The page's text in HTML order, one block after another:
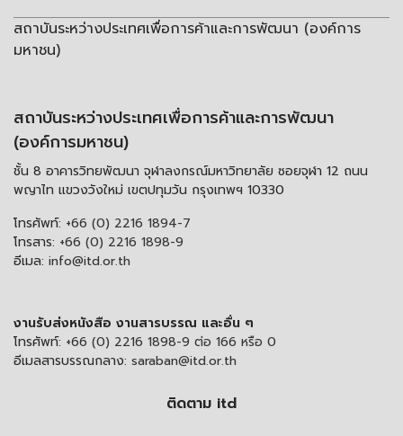
สถาบันระหว่างประเทศเพื่อการค้าและการพัฒนา (องค์การ
มหาชน)
สถาบันระหว่างประเทศเพื่อการค้าและการพัฒนา
(องค์การมหาชน)
ชั้น 8 อาคารวิทยพัฒนา จุฬาลงกรณ์มหาวิทยาลัย ซอยจุฬา 12 ถนน
พญาไท แขวงวังใหม่ เขตปทุมวัน กรุงเทพฯ 10330
โทรศัพท์: +66 (0) 2216 1894-7
โทรสาร: +66 (0) 2216 1898-9
อีเมล: info@itd.or.th
งานรับส่งหนังสือ งานสารบรรณ และอื่น ๆ
โทรศัพท์: +66 (0) 2216 1898-9 ต่อ 166 หรือ 0
อีเมลสารบรรณกลาง: saraban@itd.or.th
ติดตาม itd